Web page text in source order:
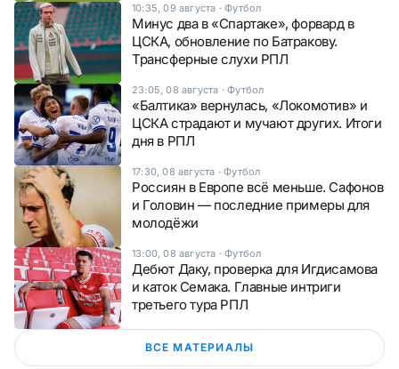
10:35, 09 августа ·Футбол
Минус два в «Спартаке», форвард в
ЦСКА, обновление по Батракову.
Трансферные слухи РПЛ
23:05, 08 августа ·Футбол
«Балтика» вернулась, «Локомотив» и
ЦСКА страдают и мучают других. Итоги
дня в РПЛ
17:30, 08 августа ·Футбол
Россиян в Европе всё меньше. Сафонов
и Головин — последние примеры для
молодёжи
13:00, 08 августа ·Футбол
Дебют Даку, проверка для Игдисамова
и каток Семака. Главные интриги
третьего тура РПЛ
ВСЕ МАТЕРИАЛЫ